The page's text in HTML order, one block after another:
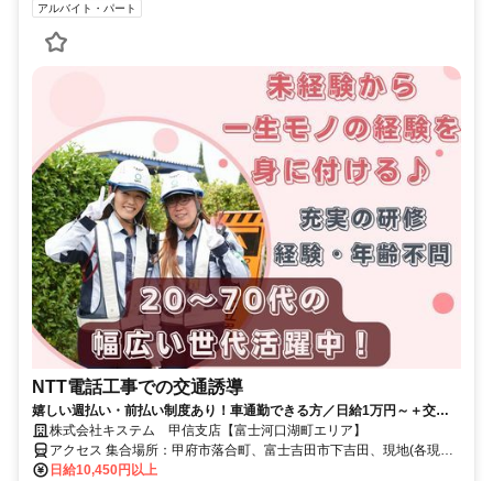
アルバイト・パート
NTT電話工事での交通誘導
嬉しい週払い・前払い制度あり！車通勤できる方／日給1万円～＋交通
費全額支給、早上がりでも日給保証、有給最大20日でプライベートも充
実、安定収入！！資格取得した方は手当あり！業務中の装備品は無料支
給で自己負担なし！定年制度もなく、シニアの方も活躍中！9割の方
株式会社キステム 甲信支店【富士河口湖町エリア】
アクセス 集合場所：甲府市落合町、富士吉田市下吉田、現地(各現場
に直行直帰)
日給10,450円以上